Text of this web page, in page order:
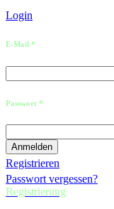
Login
E-Mail *
Passwort *
Registrieren
Passwort vergessen?
Registrierung